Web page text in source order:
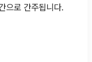
으로 간주됩니다.